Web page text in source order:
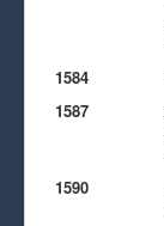
1584
1587
1590